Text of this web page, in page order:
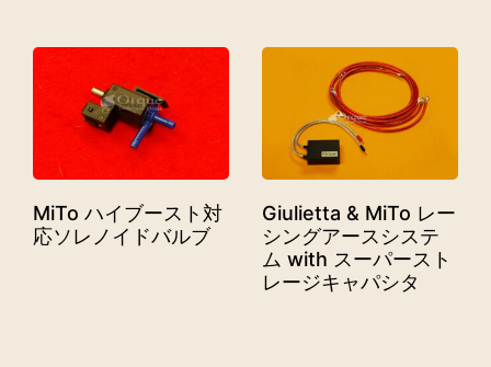
MiTo ハイブースト対
応ソレノイドバルブ
Giulietta & MiTo レー
シングアースシステ
ム with スーパースト
レージキャパシタ